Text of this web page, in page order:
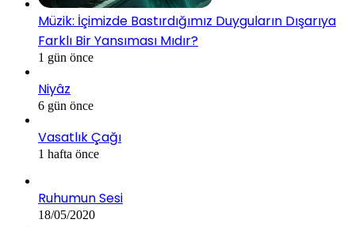
Müzik: İçimizde Bastırdığımız Duyguların Dışarıya
Farklı Bir Yansıması Mıdır?
1 gün önce
Niyâz
6 gün önce
Vasatlık Çağı
1 hafta önce
Ruhumun Sesi
18/05/2020